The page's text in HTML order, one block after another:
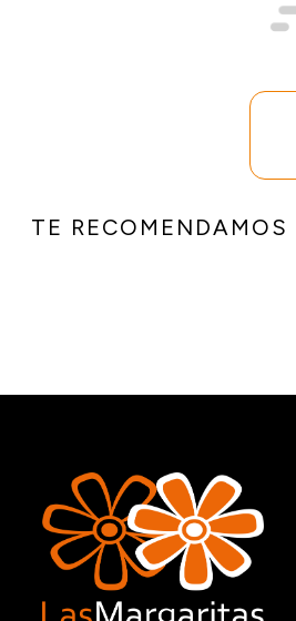
TE RECOMENDAMOS